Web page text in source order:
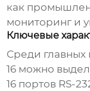
как
мониторинг и
Ключевые
Среди
16 можно
16 портов RS-